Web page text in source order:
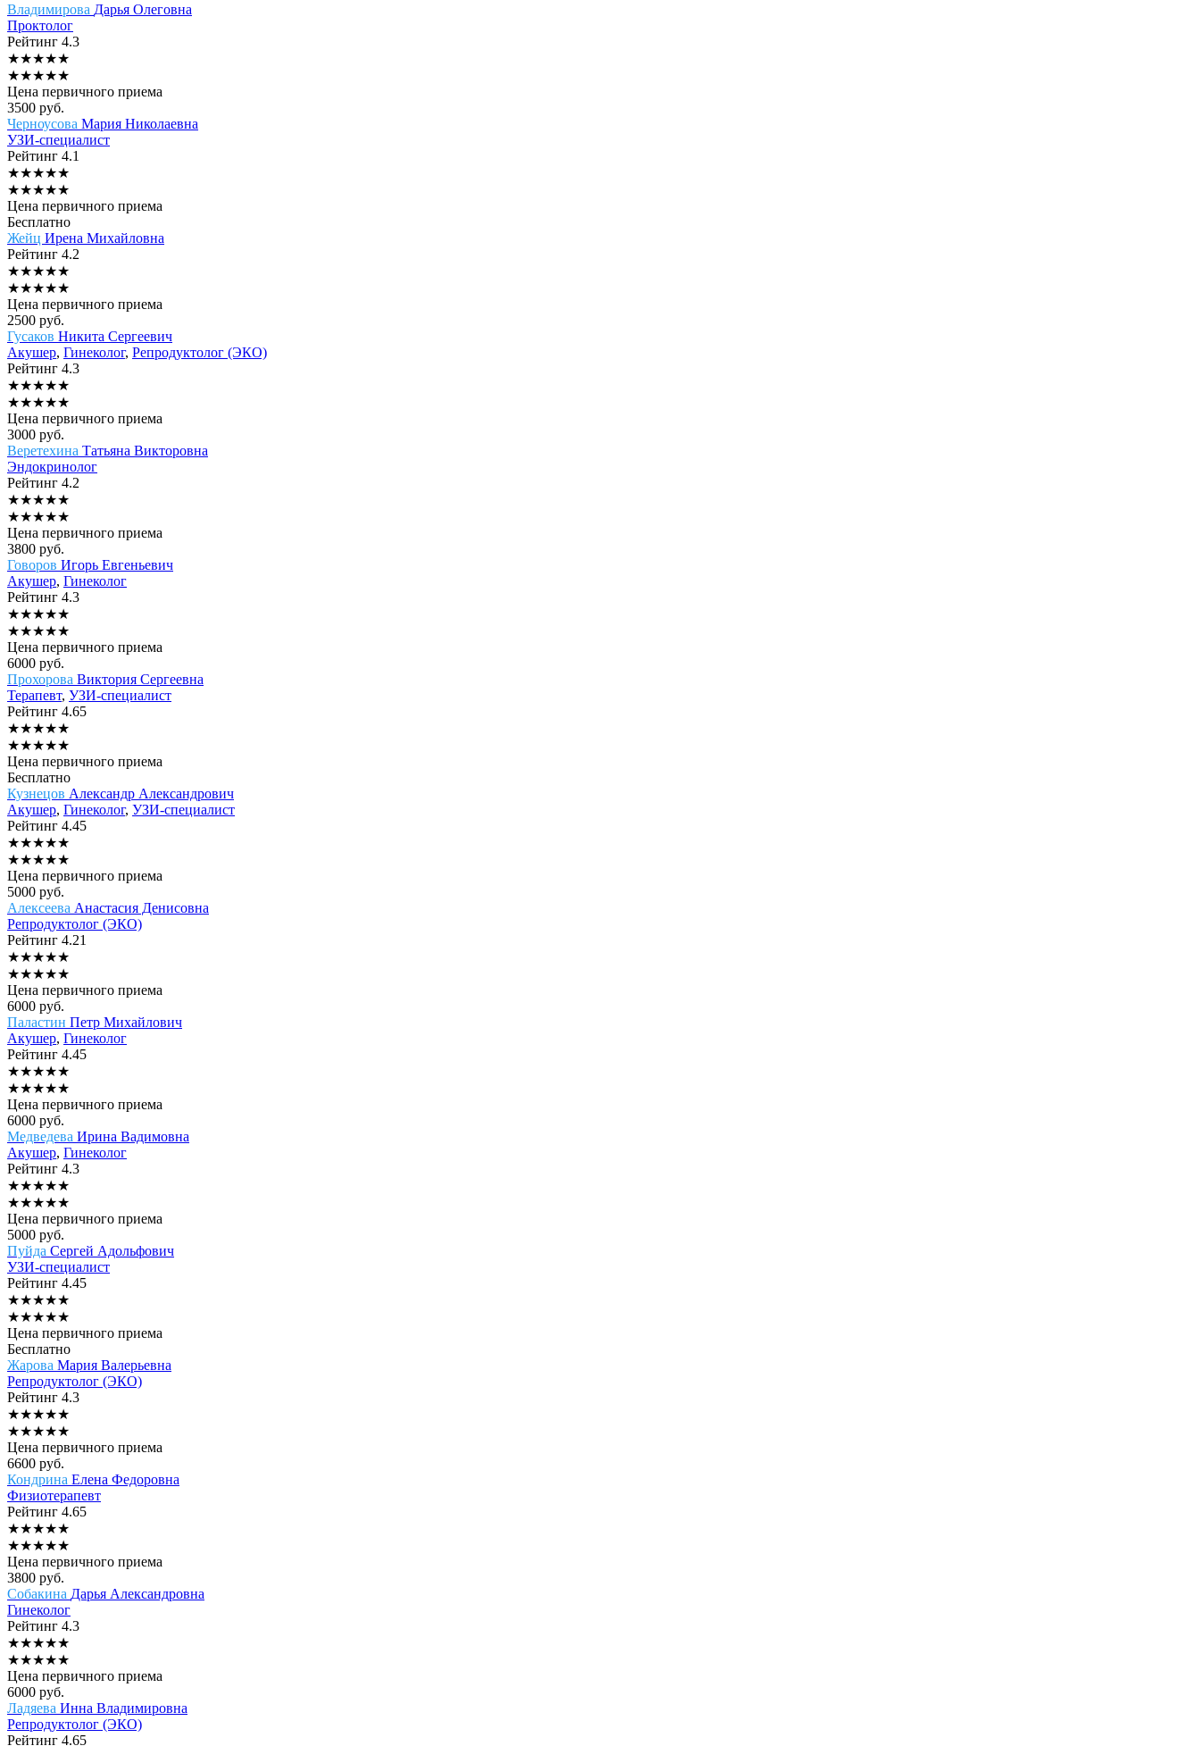
Владимирова Дарья Олеговна
Проктолог
Рейтинг 4.3
★★★★★
★★★★★
Цена первичного приема
3500 руб.
Черноусова Мария Николаевна
УЗИ-специалист
Рейтинг 4.1
★★★★★
★★★★★
Цена первичного приема
Бесплатно
Жейц Ирена Михайловна
Рейтинг 4.2
★★★★★
★★★★★
Цена первичного приема
2500 руб.
Гусаков Никита Сергеевич
Акушер, Гинеколог, Репродуктолог (ЭКО)
Рейтинг 4.3
★★★★★
★★★★★
Цена первичного приема
3000 руб.
Веретехина Татьяна Викторовна
Эндокринолог
Рейтинг 4.2
★★★★★
★★★★★
Цена первичного приема
3800 руб.
Говоров Игорь Евгеньевич
Акушер, Гинеколог
Рейтинг 4.3
★★★★★
★★★★★
Цена первичного приема
6000 руб.
Прохорова Виктория Сергеевна
Терапевт, УЗИ-специалист
Рейтинг 4.65
★★★★★
★★★★★
Цена первичного приема
Бесплатно
Кузнецов Александр Александрович
Акушер, Гинеколог, УЗИ-специалист
Рейтинг 4.45
★★★★★
★★★★★
Цена первичного приема
5000 руб.
Алексеева Анастасия Денисовна
Репродуктолог (ЭКО)
Рейтинг 4.21
★★★★★
★★★★★
Цена первичного приема
6000 руб.
Паластин Петр Михайлович
Акушер, Гинеколог
Рейтинг 4.45
★★★★★
★★★★★
Цена первичного приема
6000 руб.
Медведева Ирина Вадимовна
Акушер, Гинеколог
Рейтинг 4.3
★★★★★
★★★★★
Цена первичного приема
5000 руб.
Пуйда Сергей Адольфович
УЗИ-специалист
Рейтинг 4.45
★★★★★
★★★★★
Цена первичного приема
Бесплатно
Жарова Мария Валерьевна
Репродуктолог (ЭКО)
Рейтинг 4.3
★★★★★
★★★★★
Цена первичного приема
6600 руб.
Кондрина Елена Федоровна
Физиотерапевт
Рейтинг 4.65
★★★★★
★★★★★
Цена первичного приема
3800 руб.
Собакина Дарья Александровна
Гинеколог
Рейтинг 4.3
★★★★★
★★★★★
Цена первичного приема
6000 руб.
Ладяева Инна Владимировна
Репродуктолог (ЭКО)
Рейтинг 4.65